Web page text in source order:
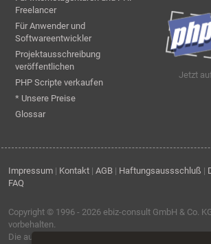
Freelancer
Für Anwender und
Softwareentwickler
Projektausschreibung
veröffentlichen
PHP Scripte verkaufen
* Unsere Preise
Glossar
Jetzt
Impressum | Kontakt | AGB | Haftungsaussschluß |
FAQ
Copyright © 1996 - 2026 ebiz-consult GmbH & Co.
vorbehalten.
Die auf dieser Seite verwendeten